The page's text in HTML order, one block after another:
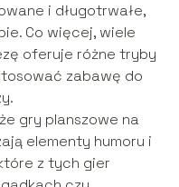
i długotrwałe,
Co więcej, wiele
oferuje różne tryby
zabawę do
gry planszowe na
elementy humoru i
z tych gier